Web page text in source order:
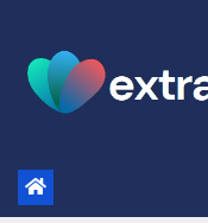
content